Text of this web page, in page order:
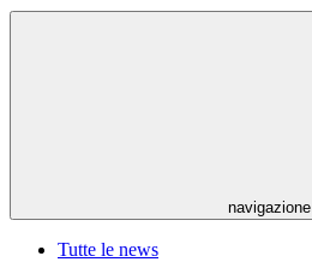
navigazione
Tutte le news